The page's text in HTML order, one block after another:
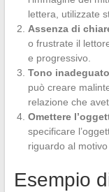
lettera, utilizzate
Assenza di
o frustrate il
e progressivo.
Tono inadeguato
può creare
relazione che
Omettere
specificare
riguardo al
Esempio